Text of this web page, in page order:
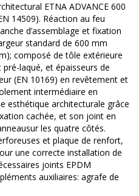
ETNA ADVANCE 600
14509). Réaction au feu
d’assemblage et fixation
standard de 600 mm
composé de tôle extérieure
laqué, et épaisseurs de
(EN 10169) en revêtement et
intermédiaire en
esthétique architecturale grâce
cachée, et son joint en
les quatre côtés.
et plaque de renfort,
une correcte installation de
joints EPDM
auxiliaires: agrafe de